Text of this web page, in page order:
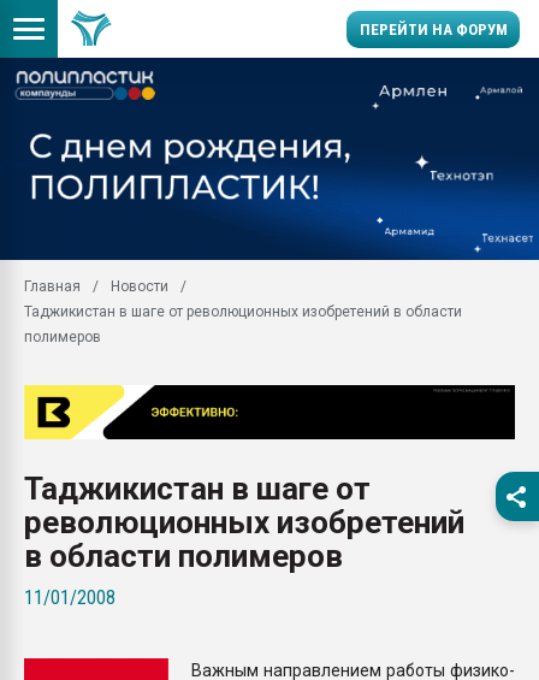
ПЕРЕЙТИ НА ФОРУМ
заводу пластмасс"
первый план в
28.07.2026
ситуацией на
Главная
Новости
Таджикистан в шаге от революционных изобретений в области
полимеров
Таджикистан в шаге от
революционных изобретений
в области полимеров
11/01/2008
Важным направлением работы физико-